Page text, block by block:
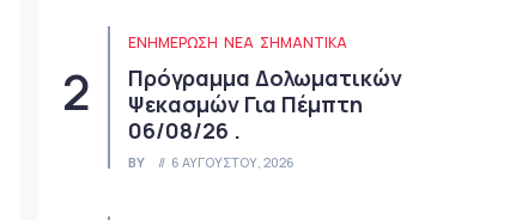
ΕΝΗΜΕΡΩΣΗ ΝΈΑ ΣΗΜΑΝΤΙΚΆ
Πρόγραμμα Δολωματικών
Ψεκασμών Για Πέμπτη
06/08/26 .
BY 6 ΑΥΓΟΎΣΤΟΥ, 2026